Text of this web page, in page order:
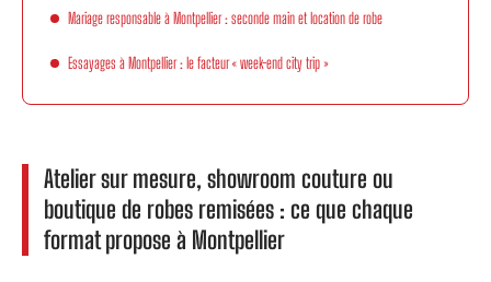
Mariage responsable à Montpellier : seconde main et location de robe
Essayages à Montpellier : le facteur « week-end city trip »
Atelier sur mesure, showroom couture ou
boutique de robes remisées : ce que chaque
format propose à Montpellier